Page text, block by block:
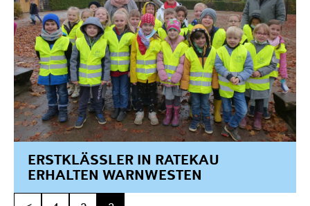
ERSTKLÄSSLER IN RATEKAU
ERHALTEN WARNWESTEN